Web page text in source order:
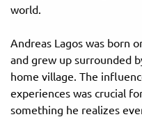
world.
Andreas Lagos was born
and grew up surrounded
home village. The
experiences was crucial
something he realizes